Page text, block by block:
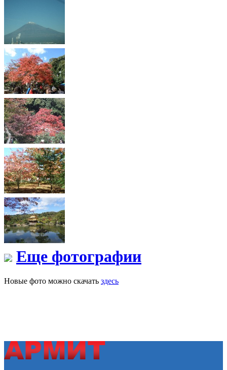
Еще фотографии
Новые фото можно скачать здесь